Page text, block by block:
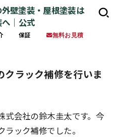
保証 無料お見積
クラック補修を行いま
式会社の鈴木圭太です。今
ック補修でした。